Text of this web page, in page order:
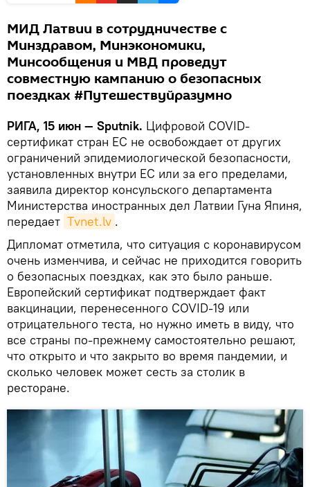
МИД Латвии в сотрудничестве с
Минздравом, Минэкономики,
Минсообщения и МВД проведут
совместную кампанию о безопасных
поездках #Путешествуйразумно
РИГА, 15 июн — Sputnik. Цифровой COVID-
сертификат стран ЕС не освобождает от других
ограничений эпидемиологической безопасности,
установленных внутри ЕС или за его пределами,
заявила директор консульского департамента
Министерства иностранных дел Латвии Гуна Япиня,
передает Тvnet.lv .
Дипломат отметила, что ситуация с коронавирусом
очень изменчива, и сейчас не приходится говорить
о безопасных поездках, как это было раньше.
Европейский сертификат подтверждает факт
вакцинации, перенесенного COVID-19 или
отрицательного теста, но нужно иметь в виду, что
все страны по-прежнему самостоятельно решают,
что открыто и что закрыто во время пандемии, и
сколько человек может сесть за столик в
ресторане.